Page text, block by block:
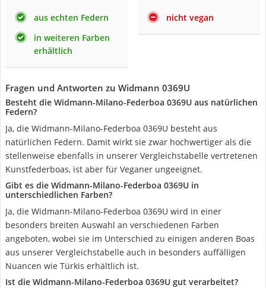
aus echten Federn
in weiteren Farben
erhältlich
nicht vegan
Fragen und Antworten zu Widmann 0369U
Besteht die Widmann-Milano-Federboa 0369U aus natürlichen
Federn?
Ja, die Widmann-Milano-Federboa 0369U besteht aus
natürlichen Federn. Damit wirkt sie zwar hochwertiger als die
stellenweise ebenfalls in unserer Vergleichstabelle vertretenen
Kunstfederboas, ist aber für Veganer ungeeignet.
Gibt es die Widmann-Milano-Federboa 0369U in
unterschiedlichen Farben?
Ja, die Widmann-Milano-Federboa 0369U wird in einer
besonders breiten Auswahl an verschiedenen Farben
angeboten, wobei sie im Unterschied zu einigen anderen Boas
aus unserer Vergleichstabelle auch in besonders auffälligen
Nuancen wie Türkis erhältlich ist.
Ist die Widmann-Milano-Federboa 0369U gut verarbeitet?